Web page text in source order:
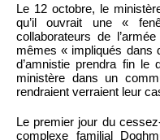
Le 12 octobre, le
qu’il ouvrait une «
collaborateurs de
mêmes « impliqués dans
d’amnistie prendra fin le
ministère dans un
rendraient verraient leur
Le premier jour du
complexe familial